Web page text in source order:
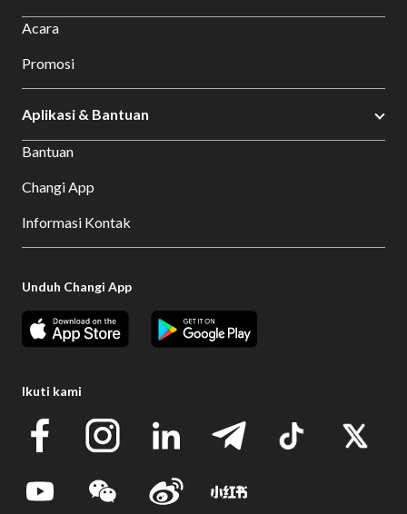
Acara
Promosi
Aplikasi & Bantuan
Bantuan
Changi App
Informasi Kontak
Unduh Changi App
Ikuti kami